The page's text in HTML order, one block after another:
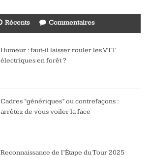
Récents Commentaires
Humeur : faut-il laisser rouler les VTT
électriques en forêt ?
Cadres “génériques” ou contrefaçons :
arrêtez de vous voiler la face
Reconnaissance de l’Étape du Tour 2025